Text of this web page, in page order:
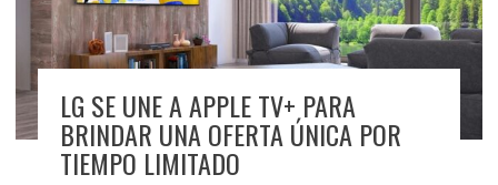
LG SE UNE A APPLE TV+ PARA
BRINDAR UNA OFERTA ÚNICA POR
TIEMPO LIMITADO